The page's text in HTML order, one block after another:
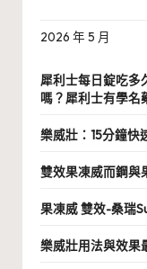
2026 年 5 月
犀利士每日錠吃多
嗎？犀利士有學名
樂威壯：15分鐘快
雙效果凍威而鋼與
果凍威 雙效-桑瑞
樂威壯用法與效果